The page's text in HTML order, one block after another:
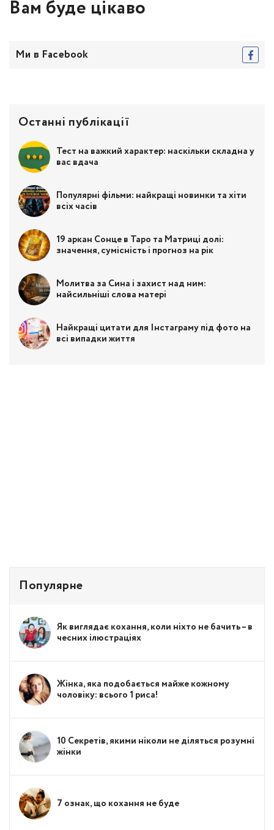
Вам буде цікаво
Ми в Facebook
Останні публікації
Тест на важкий характер: наскільки складна у
вас вдача
Популярні фільми: найкращі новинки та хіти
всіх часів
19 аркан Сонце в Таро та Матриці долі:
значення, сумісність і прогноз на рік
Молитва за Сина і захист над ним:
найсильніші слова матері
Найкращі цитати для Інстаграму під фото на
всі випадки життя
Популярне
Як виглядає кохання, коли ніхто не бачить – в
чесних ілюстраціях
Жінка, яка подобається майже кожному
чоловіку: всього 1 риса!
10 Секретів, якими ніколи не діляться розумні
жінки
7 ознак, що кохання не буде